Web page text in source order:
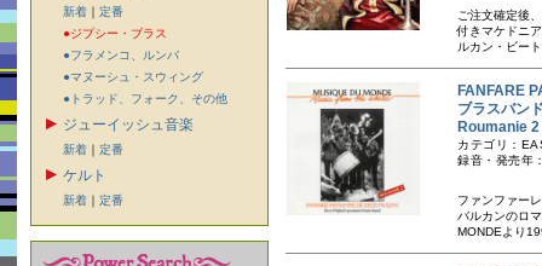
新着 ｜ 定番
●ジプシー・ブラス
●フラメンコ、ルンバ
●マヌーシュ・スウィング
●トラッド、フォーク、その他
ジューイッシュ音楽
新着 ｜ 定番
ケルト
新着 ｜ 定番
ご注文確定後
付きマケドニ
ルカン・ビー
FANFARE
ブラスバン
Roumanie
カテゴリ：
録音・発売
ファンファー
バルカンのロ
MONDEより